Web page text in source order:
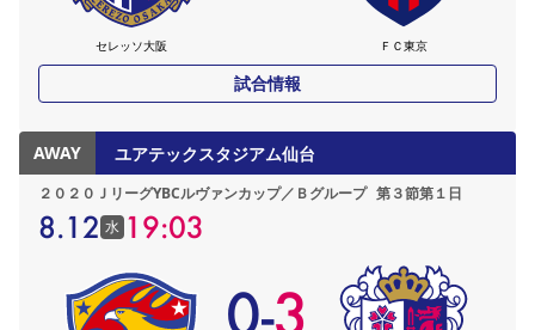
セレッソ大阪 ＦＣ東京
試合情報
AWAY ユアテックスタジアム仙台
２０２０ＪリーグYBCルヴァンカップ／Ｂグループ 第３節第１日
8.12 水 19:03
0-3